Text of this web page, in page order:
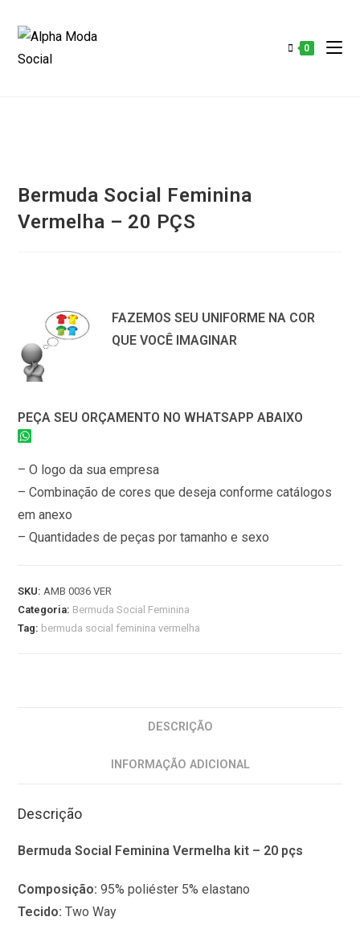
0
Bermuda Social Feminina
Vermelha – 20 PÇS
FAZEMOS SEU UNIFORME NA COR
QUE VOCÊ IMAGINAR
PEÇA SEU ORÇAMENTO NO WHATSAPP ABAIXO
– O logo da sua empresa
– Combinação de cores que deseja conforme catálogos
em anexo
– Quantidades de peças por tamanho e sexo
SKU: AMB 0036 VER
Categoria: Bermuda Social Feminina
Tag: bermuda social feminina vermelha
DESCRIÇÃO
INFORMAÇÃO ADICIONAL
Descrição
Bermuda Social Feminina Vermelha kit – 20 pçs
Composição: 95% poliéster 5% elastano
Tecido: Two Way